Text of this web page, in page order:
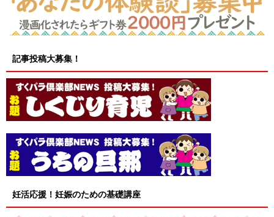
記事投稿大募集！
妊活応援！妊娠のための基礎講座